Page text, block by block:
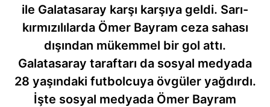
ile Galatasaray karşı karşıya geldi. Sarı-
kırmızılılarda Ömer Bayram ceza sahası
dışından mükemmel bir gol attı.
Galatasaray taraftarı da sosyal medyada
28 yaşındaki futbolcuya övgüler yağdırdı.
İşte sosyal medyada Ömer Bayram